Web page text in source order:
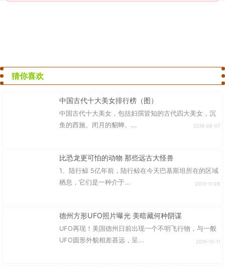
猜你喜欢
中国古代十大美女排行榜（图）
中国古代十大美女，包括妇孺皆知的古代四大美女，沉
鱼的西施、闭月的貂蝉、...
2016-06-07
比恐龙更可怕的动物 那些远古大怪兽
1、陆行鲸 5亿年前，陆行鲸在今天巴基斯坦所在的区域
栖息，它们是一种介于...
2013-11-28
德州方形UFO照片曝光 美暗藏何种阴谋
UFO再现！美国德州日前出现一个不明飞行物，与一般
UFO圆形外貌相差甚远，呈...
2015-10-11